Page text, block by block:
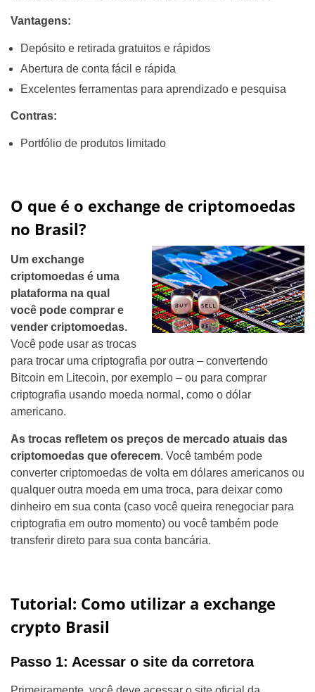
Vantagens:
Depósito e retirada gratuitos e rápidos
Abertura de conta fácil e rápida
Excelentes ferramentas para aprendizado e pesquisa
Contras:
Portfólio de produtos limitado
O que é o exchange de criptomoedas
no Brasil?
Um exchange
criptomoedas é uma
plataforma na qual
você pode comprar e
vender criptomoedas.
Você pode usar as trocas
para trocar uma criptografia por outra – convertendo
Bitcoin em Litecoin, por exemplo – ou para comprar
criptografia usando moeda normal, como o dólar
americano.
As trocas refletem os preços de mercado atuais das
criptomoedas que oferecem. Você também pode
converter criptomoedas de volta em dólares americanos ou
qualquer outra moeda em uma troca, para deixar como
dinheiro em sua conta (caso você queira renegociar para
criptografia em outro momento) ou você também pode
transferir direto para sua conta bancária.
Tutorial: Como utilizar a exchange
crypto Brasil
Passo 1: Acessar o site da corretora